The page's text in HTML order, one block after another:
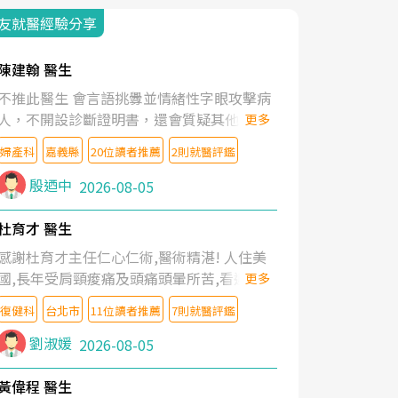
就醫經驗分享
建翰 醫生
推此醫生 會言語挑釁並情緒性字眼攻擊病
，不開設診斷證明書，還會質疑其他醫生
判斷！
更多
婦產科 嘉義縣 20位讀者推薦 2則就醫評鑑
殷迺中 2026-08-05
育才 醫生
謝杜育才主任仁心仁術,醫術精湛! 人住美
,長年受肩頸痠痛及頭痛頭暈所苦,看遍名醫
授,做了各種檢查,也嘗試過西醫打針,中醫
灸及物理徒手治療都沒有用,後來連吃到嗎
類止痛藥都效果有限,只是壓症狀,沒多久就
起來,多年失眠嚴重影響生活品質. 台灣親
介紹忠孝醫院杜育才主任是頸頭症候群專
更多
復健科 台北市 11位讀者推薦 7則就醫評鑑
劉淑媛 2026-08-05
偉程 醫生